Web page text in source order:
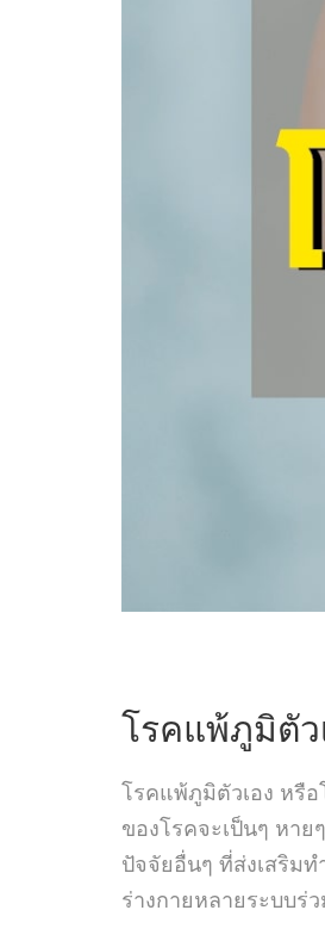
โรคแพ้ภูมิตัว
โรคแพ้ภูมิตัวเอง หรือ
ของโรคจะเป็นๆ หา
ปัจจัยอื่นๆ ที่ส่งเสริม
ร่างกายหลายระบบร่